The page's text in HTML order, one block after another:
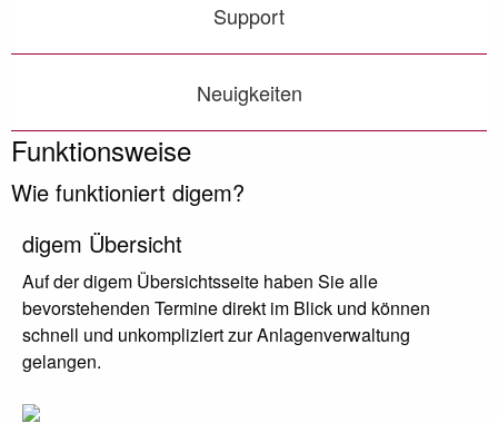
Support
Neuigkeiten
Funktionsweise
Wie funktioniert digem?
digem Übersicht
Auf der digem Übersichtsseite haben Sie alle
bevorstehenden Termine direkt im Blick und können
schnell und unkompliziert zur Anlagenverwaltung
gelangen.